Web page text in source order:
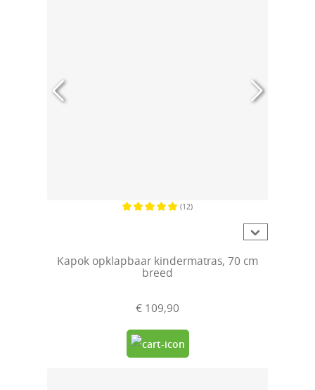
(12)
Kapok opklapbaar kindermatras, 70 cm
breed
€ 109,90